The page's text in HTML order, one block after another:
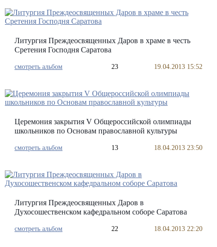
Литургия Преждеосвященных Даров в храме в честь
Сретения Господня Саратова
смотреть альбом 23 19.04.2013 15:52
Церемония закрытия V Общероссийской олимпиады
школьников по Основам православной культуры
смотреть альбом 13 18.04.2013 23:50
Литургия Преждеосвященных Даров в
Духосошественском кафедральном соборе Саратова
смотреть альбом 22 18.04.2013 22:20